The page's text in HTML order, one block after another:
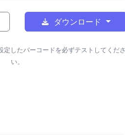
ダウンロード
定したバーコードを必ずテストしてくださ
い。